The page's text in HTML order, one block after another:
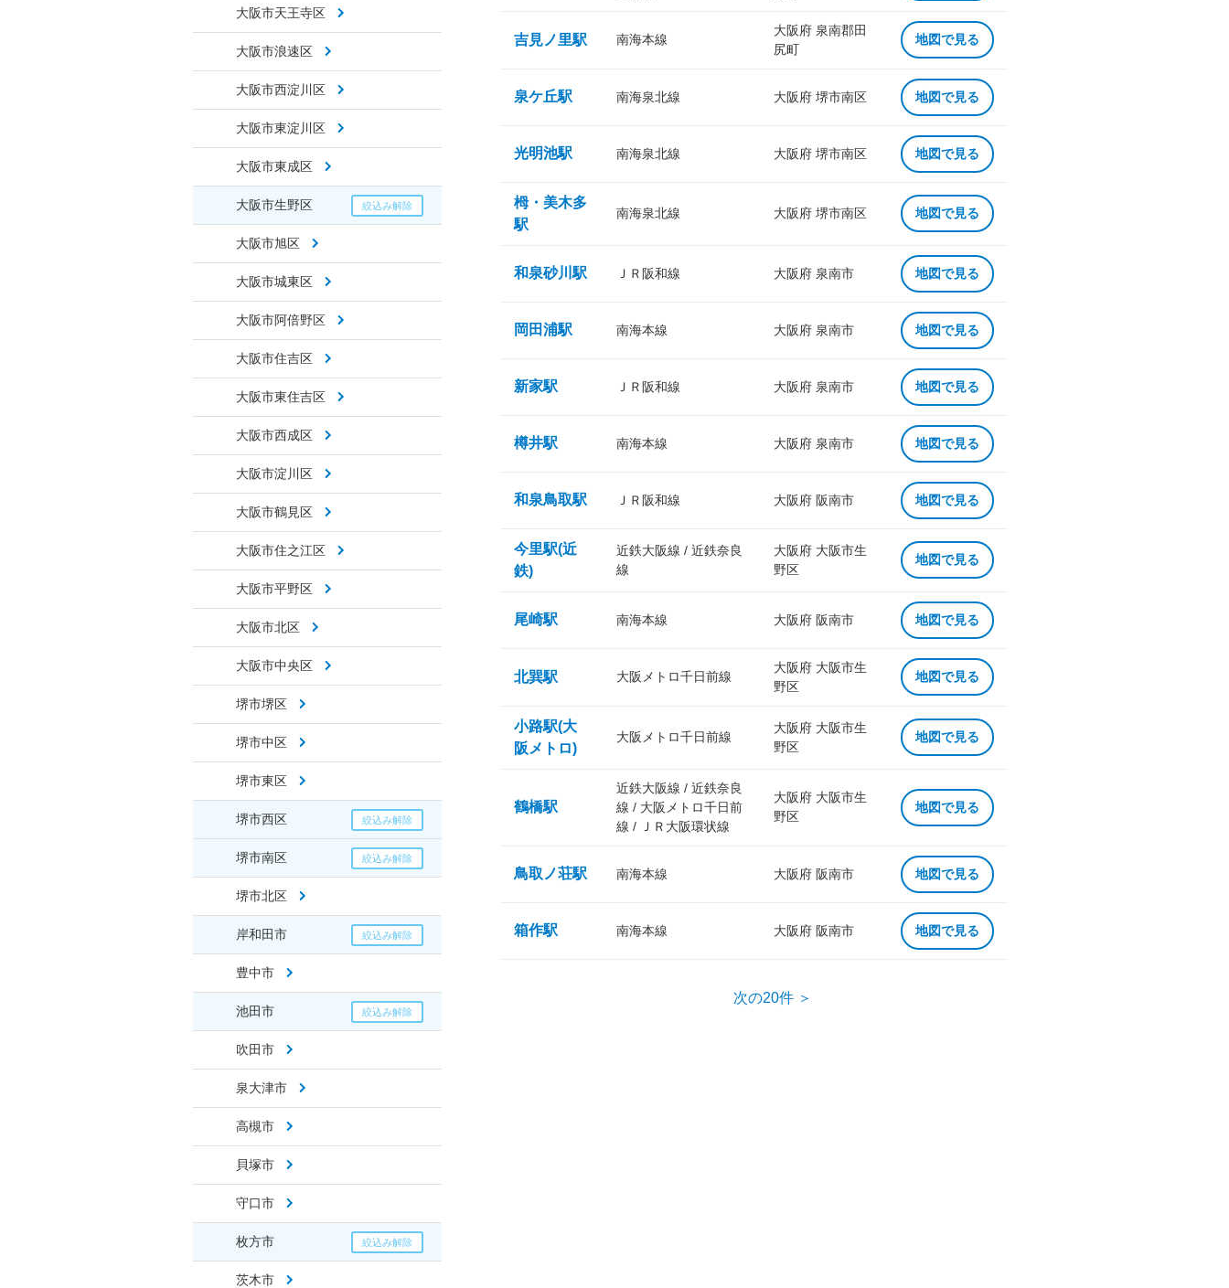
大阪市天王寺区
大阪市浪速区
大阪市西淀川区
大阪市東淀川区
大阪市東成区
大阪市生野区
大阪市旭区
大阪市城東区
大阪市阿倍野区
大阪市住吉区
大阪市東住吉区
大阪市西成区
大阪市淀川区
大阪市鶴見区
大阪市住之江区
大阪市平野区
大阪市北区
大阪市中央区
堺市堺区
堺市中区
堺市東区
堺市西区
堺市南区
堺市北区
岸和田市
豊中市
池田市
吹田市
泉大津市
高槻市
貝塚市
守口市
枚方市
茨木市
吉見ノ里駅 南海本線
大阪府 泉南郡田
尻町
地図で見る
泉ケ丘駅 南海泉北線 大阪府 堺市南区 地図で見る
光明池駅 南海泉北線 大阪府 堺市南区 地図で見る
栂・美木多
駅
南海泉北線 大阪府 堺市南区 地図で見る
和泉砂川駅 ＪＲ阪和線 大阪府 泉南市 地図で見る
岡田浦駅 南海本線 大阪府 泉南市 地図で見る
新家駅 ＪＲ阪和線 大阪府 泉南市 地図で見る
樽井駅 南海本線 大阪府 泉南市 地図で見る
和泉鳥取駅 ＪＲ阪和線 大阪府 阪南市 地図で見る
今里駅(近
鉄)
近鉄大阪線 / 近鉄奈良
線
大阪府 大阪市生
野区
地図で見る
尾崎駅 南海本線 大阪府 阪南市 地図で見る
北巽駅 大阪メトロ千日前線
大阪府 大阪市生
野区
地図で見る
小路駅(大
阪メトロ)
大阪メトロ千日前線
大阪府 大阪市生
野区
地図で見る
鶴橋駅
近鉄大阪線 / 近鉄奈良
線 / 大阪メトロ千日前
線 / ＪＲ大阪環状線
大阪府 大阪市生
野区
地図で見る
鳥取ノ荘駅 南海本線 大阪府 阪南市 地図で見る
箱作駅 南海本線 大阪府 阪南市 地図で見る
次の20件 ＞